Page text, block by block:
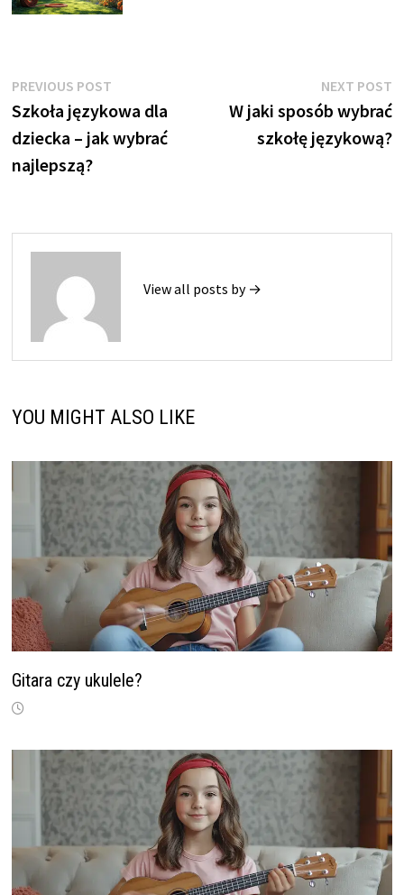
Nawigacja
wpisu
PREVIOUS POSTPrevious
post:
Szkoła językowa dla
dziecka – jak wybrać
najlepszą?
NEXT POST
W jaki sposób wybrać
szkołę językową?
View all posts by →
YOU MIGHT ALSO LIKE
Gitara czy ukulele?